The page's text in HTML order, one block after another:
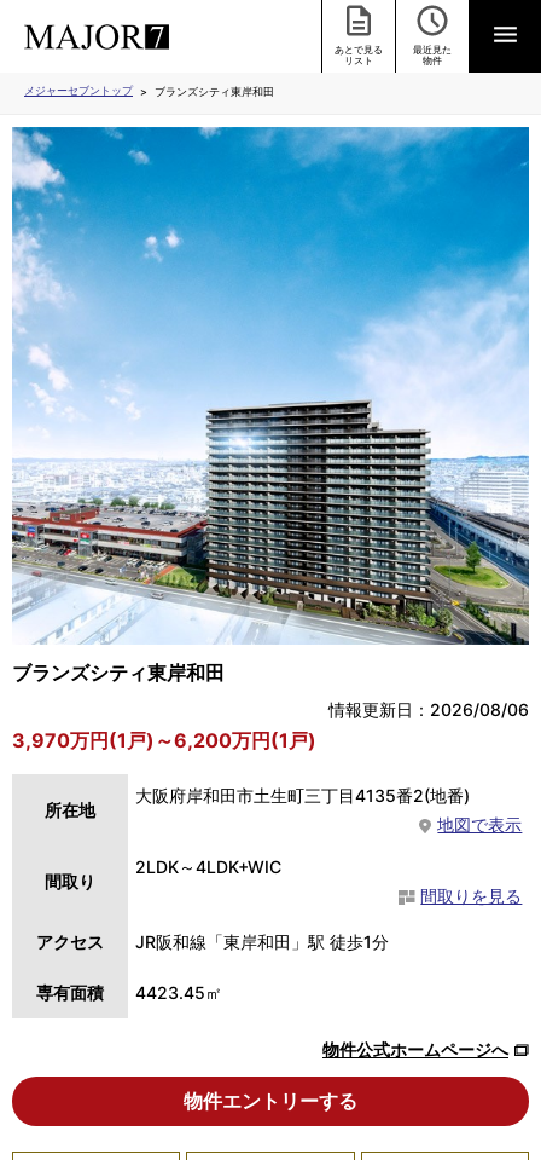
あとで見る
リスト
最近見た
物件
メジャーセブントップ ブランズシティ東岸和田
ブランズシティ東岸和田
情報更新日：2026/08/06
3,970万円(1戸)～6,200万円(1戸)
所在地
大阪府岸和田市土生町三丁目4135番2(地番)
地図で表示
間取り
2LDK～4LDK+WIC
間取りを見る
アクセス JR阪和線「東岸和田」駅 徒歩1分
専有面積 4423.45㎡
物件公式ホームページへ
物件エントリーする